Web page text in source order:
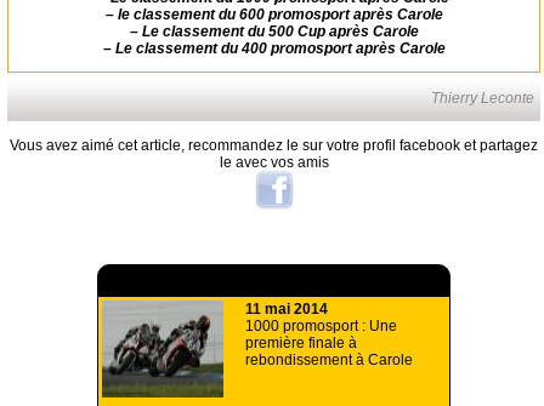
– le classement du 600 promosport après Carole
– Le classement du 500 Cup après Carole
– Le classement du 400 promosport après Carole
Thierry Leconte
Vous avez aimé cet article, recommandez le sur votre profil facebook et partagez
le avec vos amis
11 mai 2014
1000 promosport : Une
première finale à
rebondissement à Carole